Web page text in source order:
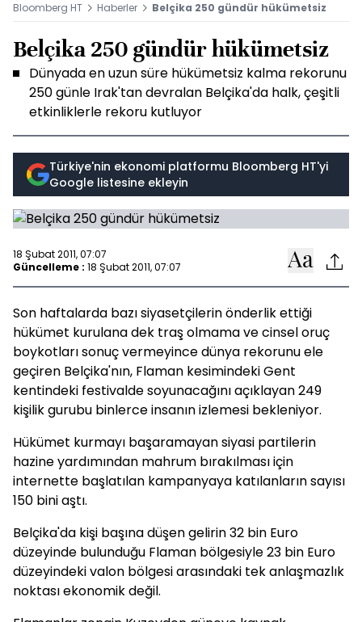
Bloomberg HT Haberler Belçika 250 gündür hükümetsiz
Belçika 250 gündür hükümetsiz
Dünyada en uzun süre hükümetsiz kalma rekorunu
250 günle Irak'tan devralan Belçika'da halk, çeşitli
etkinliklerle rekoru kutluyor
Türkiye'nin ekonomi platformu Bloomberg HT'yi
Google listesine ekleyin
18 Şubat 2011, 07:07
Güncelleme : 18 Şubat 2011, 07:07
Son haftalarda bazı siyasetçilerin önderlik ettiği
hükümet kurulana dek traş olmama ve cinsel oruç
boykotları sonuç vermeyince dünya rekorunu ele
geçiren Belçika'nın, Flaman kesimindeki Gent
kentindeki festivalde soyunacağını açıklayan 249
kişilik gurubu binlerce insanın izlemesi bekleniyor.
Hükümet kurmayı başaramayan siyasi partilerin
hazine yardımından mahrum bırakılması için
internette başlatılan kampanyaya katılanların sayısı
150 bini aştı.
Belçika'da kişi başına düşen gelirin 32 bin Euro
düzeyinde bulunduğu Flaman bölgesiyle 23 bin Euro
düzeyindeki valon bölgesi arasındaki tek anlaşmazlık
noktası ekonomik değil.